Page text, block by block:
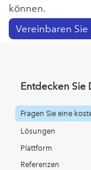
können.
Vereinbaren
Entdecken Sie
Fragen Sie eine
Lösungen
Plattform
Referenzen